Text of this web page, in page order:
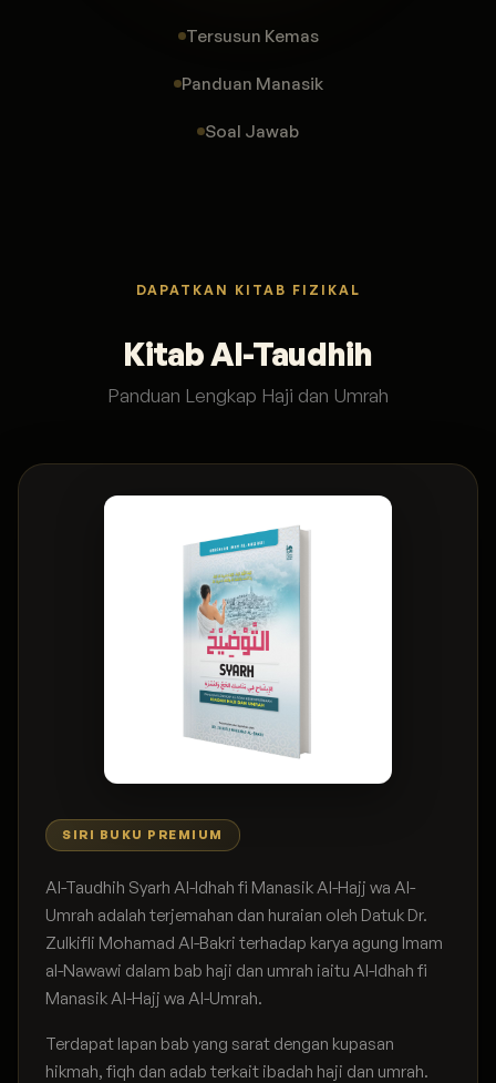
Tersusun Kemas
Panduan Manasik
Soal Jawab
DAPATKAN KITAB FIZIKAL
Kitab Al-Taudhih
Panduan Lengkap Haji dan Umrah
SIRI BUKU PREMIUM
Al-Taudhih Syarh Al-Idhah fi Manasik Al-Hajj wa Al-
Umrah adalah terjemahan dan huraian oleh Datuk Dr.
Zulkifli Mohamad Al-Bakri terhadap karya agung Imam
al-Nawawi dalam bab haji dan umrah iaitu Al-Idhah fi
Manasik Al-Hajj wa Al-Umrah.
Terdapat lapan bab yang sarat dengan kupasan
hikmah, fiqh dan adab terkait ibadah haji dan umrah.